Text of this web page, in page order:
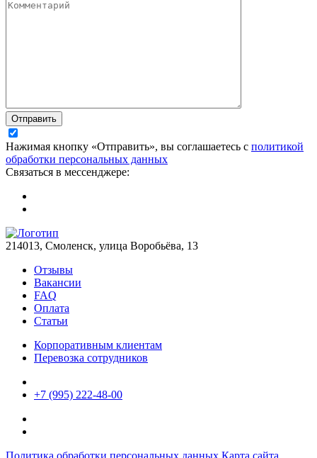
Отправить
Нажимая кнопку «Отправить», вы соглашаетесь с политикой
обработки персональных данных
Связаться в мессенджере:
214013, Смоленск, улица Воробьёва, 13
Отзывы
Вакансии
FAQ
Оплата
Статьи
Корпоративным клиентам
Перевозка сотрудников
+7 (995) 222-48-00